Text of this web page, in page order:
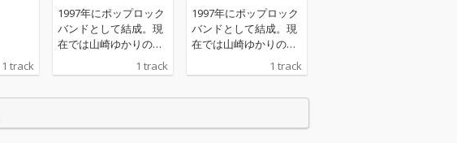
1 track
1997年にポップロック
バンドとして結成。現
在では山崎ゆかりのソ
て活動している空気公
1 track
1997年にポップロック
バンドとして結成。現
在では山崎ゆかりのソ
て活動している空気公
1 track